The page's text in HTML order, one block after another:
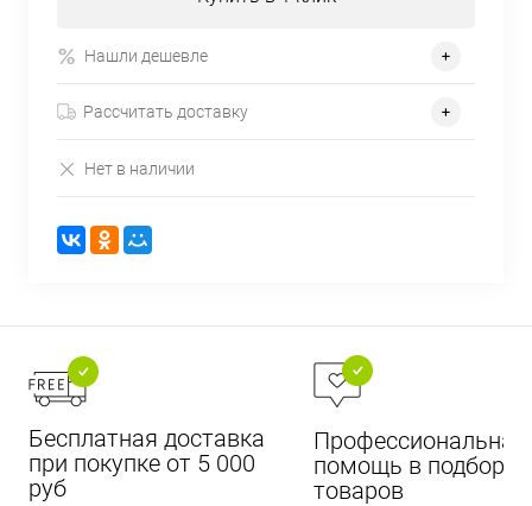
Нашли дешевле
Рассчитать доставку
Нет в наличии
Бесплатная доставка
при покупке от 5 000
руб
Профессиональная
помощь в подборе
товаров